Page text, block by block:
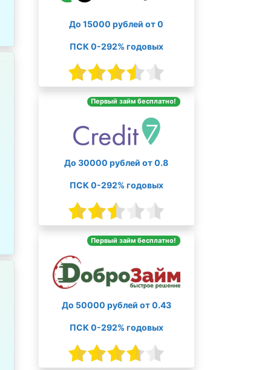
До 15000 рублей от 0
ПСК 0-292% годовых
Первый займ бесплатно!
До 30000 рублей от 0.8
ПСК 0-292% годовых
Первый займ бесплатно!
До 50000 рублей от 0.43
ПСК 0-292% годовых